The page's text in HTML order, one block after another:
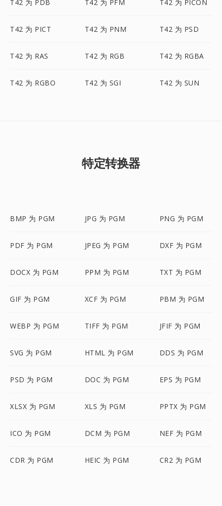
T42 为 PDB T42 为 PFM T42 为 PICON
T42 为 PICT T42 为 PNM T42 为 PSD
T42 为 RAS T42 为 RGB T42 为 RGBA
T42 为 RGBO T42 为 SGI T42 为 SUN
特定转换器
BMP 为 PGM JPG 为 PGM PNG 为 PGM
PDF 为 PGM JPEG 为 PGM DXF 为 PGM
DOCX 为 PGM PPM 为 PGM TXT 为 PGM
GIF 为 PGM XCF 为 PGM PBM 为 PGM
WEBP 为 PGM TIFF 为 PGM JFIF 为 PGM
SVG 为 PGM HTML 为 PGM DDS 为 PGM
PSD 为 PGM DOC 为 PGM EPS 为 PGM
XLSX 为 PGM XLS 为 PGM PPTX 为 PGM
ICO 为 PGM DCM 为 PGM NEF 为 PGM
CDR 为 PGM HEIC 为 PGM CR2 为 PGM